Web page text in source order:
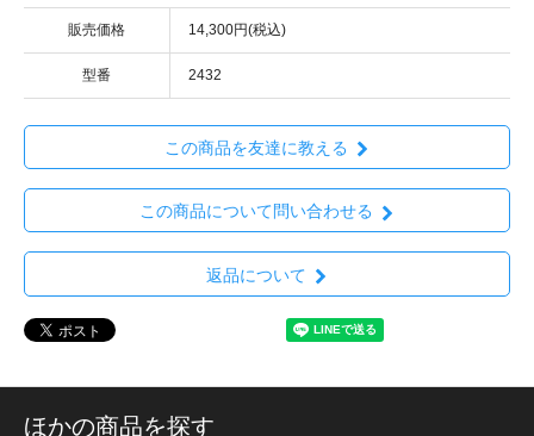
販売価格 14,300円(税込)
型番 2432
この商品を友達に教える
この商品について問い合わせる
返品について
ほかの商品を探す